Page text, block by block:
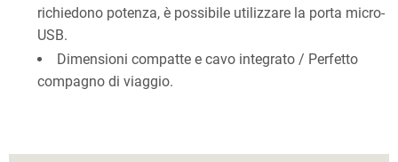
richiedono potenza, è possibile utilizzare la porta micro-
USB.
Dimensioni compatte e cavo integrato / Perfetto
compagno di viaggio.